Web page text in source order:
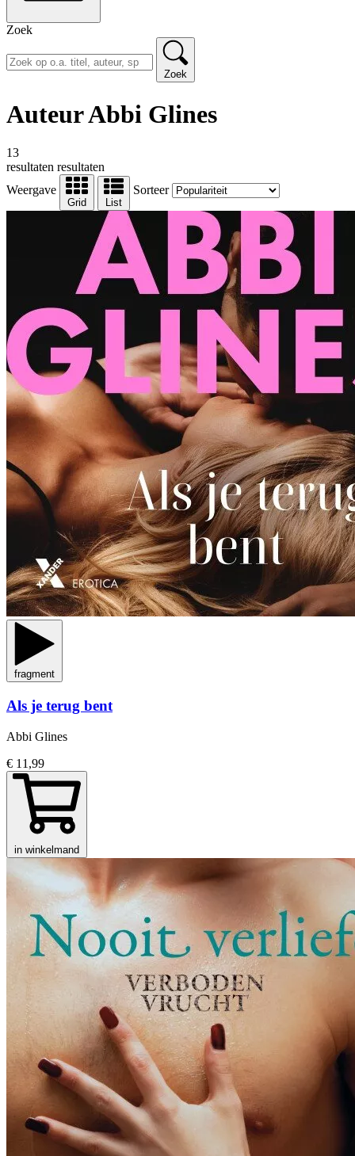
Zoek
Zoek
Auteur Abbi Glines
13
resultaten resultaten
Weergave
Grid List
Sorteer
fragment
Als je terug bent
Abbi Glines
€ 11,99
in winkelmand